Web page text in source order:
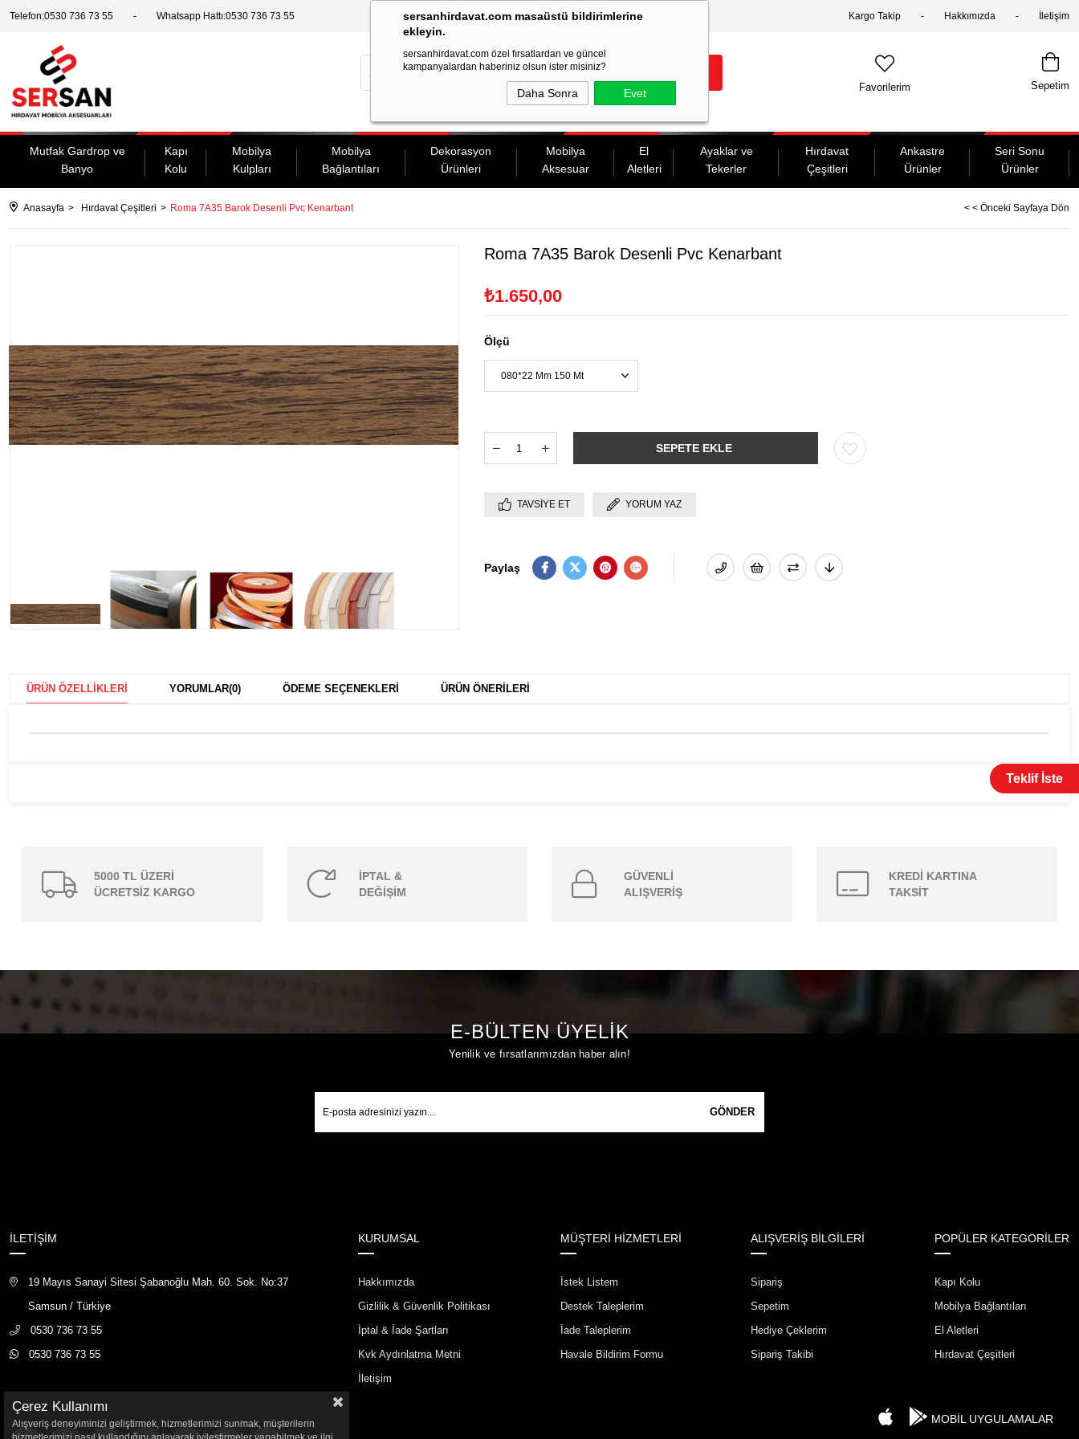
sersanhirdavat.com masaüstü bildirimlerine
ekleyin.
sersanhirdavat.com özel fırsatlardan ve güncel
kampanyalardan haberiniz olsun ister misiniz?
Daha Sonra Evet
Telefon:0530 736 73 55 Whatsapp Hattı:0530 736 73 55 Kargo Takip Hakkımızda İletişim
Teklif İste
Sepetim
Favorilerim
Mutfak Gardrop ve
Banyo
Kapı
Kolu
Mobilya
Kulpları
Mobilya
Bağlantıları
Dekorasyon
Ürünleri
Mobilya
Aksesuar
El
Aletleri
Ayaklar ve
Tekerler
Hırdavat
Çeşitleri
Ankastre
Ürünler
Seri Sonu
Ürünler
Anasayfa Hırdavat Çeşitleri Roma 7A35 Barok Desenli Pvc Kenarbant < < Önceki Sayfaya Dön
Roma 7A35 Barok Desenli Pvc Kenarbant
₺1.650,00
Ölçü
TAVSIYE ET YORUM YAZ
Paylaş
ÜRÜN ÖZELLIKLERI YORUMLAR(0) ÖDEME SEÇENEKLERI ÜRÜN ÖNERILERI
5000 TL ÜZERİ
ÜCRETSİZ KARGO
İPTAL &
DEĞİŞİM
GÜVENLİ
ALIŞVERİŞ
KREDİ KARTINA
TAKSİT
E-BÜLTEN ÜYELİK
Yenilik ve fırsatlarımızdan haber alın!
GÖNDER
İLETİŞİM
19 Mayıs Sanayi Sitesi Şabanoğlu Mah. 60. Sok. No:37
Samsun / Türkiye
0530 736 73 55
0530 736 73 55
KURUMSAL
Hakkımızda
Gizlilik & Güvenlik Politikası
İptal & İade Şartları
Kvk Aydınlatma Metni
İletişim
MÜŞTERİ HİZMETLERİ
İstek Listem
Destek Taleplerim
İade Taleplerim
Havale Bildirim Formu
ALIŞVERİŞ BİLGİLERİ
Sipariş
Sepetim
Hediye Çeklerim
Sipariş Takibi
POPÜLER KATEGORİLER
Kapı Kolu
Mobilya Bağlantıları
El Aletleri
Hırdavat Çeşitleri
MOBİL UYGULAMALAR
Çerez Kullanımı
Alışveriş deneyiminizi geliştirmek, hizmetlerimizi sunmak, müşterilerin